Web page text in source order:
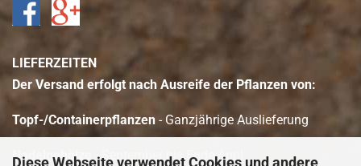
Diese Webseite verwendet Cookies und andere
LIEFERZEITEN
Der Versand erfolgt nach Ausreife der Pflanzen von:
Topf-/Containerpflanzen - Ganzjährige Auslieferung
Nadelgehölze - September bis Ende April